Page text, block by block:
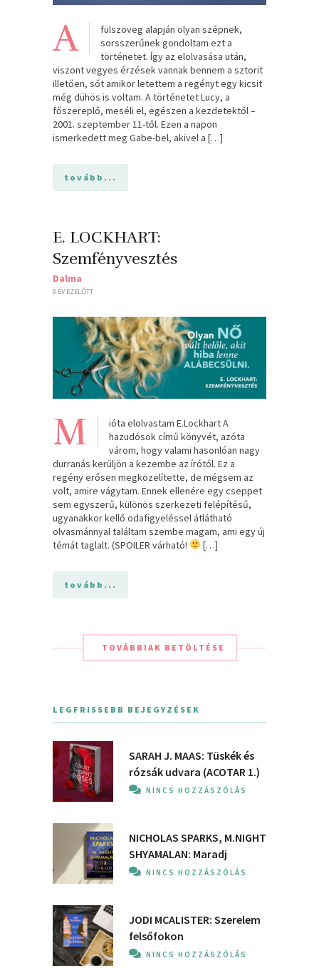
A
fülszöveg alapján olyan szépnek,
sorsszerűnek gondoltam ezt a
történetet. Így az elolvasása után,
viszont vegyes érzések vannak bennem a sztorit
illetően, sőt amikor letettem a regényt egy kicsit
még dühös is voltam. A történetet Lucy, a
főszereplő, meséli el, egészen a kezdetektől –
2001. szeptember 11-től. Ezen a napon
ismerkedett meg Gabe-bel, akivel a […]
tovább...
E. LOCKHART:
Szemfényvesztés
Dalma
8 ÉV EZELŐTT
M
ióta elolvastam E.Lockhart A
hazudósok című könyvét, azóta
várom, hogy valami hasonlóan nagy
durranás kerüljön a kezembe az írótól. Ez a
regény erősen megközelítette, de mégsem az
volt, amire vágytam. Ennek ellenére egy cseppet
sem egyszerű, különös szerkezeti felépítésű,
ugyanakkor kellő odafigyeléssel átlátható
olvasmánnyal találtam szembe magam, ami egy új
témát taglalt. (SPOILER várható!
[…]
tovább...
TOVÁBBIAK BETÖLTÉSE
LEGFRISSEBB BEJEGYZÉSEK
SARAH J. MAAS: Tüskék és
rózsák udvara (ACOTAR 1.)
NINCS HOZZÁSZÓLÁS
NICHOLAS SPARKS, M.NIGHT
SHYAMALAN: Maradj
NINCS HOZZÁSZÓLÁS
JODI MCALISTER: Szerelem
felsőfokon
NINCS HOZZÁSZÓLÁS